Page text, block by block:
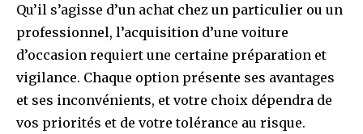
Qu’il s’agisse d’un achat chez un particulier ou un
professionnel, l’acquisition d’une voiture
d’occasion requiert une certaine préparation et
vigilance. Chaque option présente ses avantages
et ses inconvénients, et votre choix dépendra de
vos priorités et de votre tolérance au risque.